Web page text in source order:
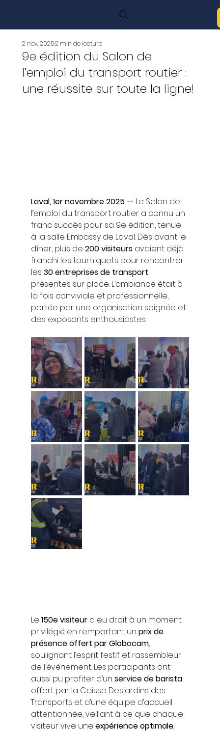
9e édition du Salon de
l’emploi du transport routier :
une réussite sur toute la ligne!
2 nov. 20252 min de lecture
Laval, 1er novembre 2025 — Le Salon de
l’emploi du transport routier a connu un
franc succès pour sa 9e édition, tenue
à la salle Embassy de Laval. Dès avant le
dîner, plus de 200 visiteurs avaient déjà
franchi les tourniquets pour rencontrer
les 30 entreprises de transport
présentes sur place. L’ambiance était à
la fois conviviale et professionnelle,
portée par une organisation soignée et
des exposants enthousiastes.
Le 150e visiteur a eu droit à un moment
privilégié en remportant un prix de
présence offert par Globocam,
soulignant l’esprit festif et rassembleur
de l’événement. Les participants ont
aussi pu profiter d’un service de barista
offert par la Caisse Desjardins des
Transports et d’une équipe d’accueil
attentionnée, veillant à ce que chaque
visiteur vive une expérience optimale.